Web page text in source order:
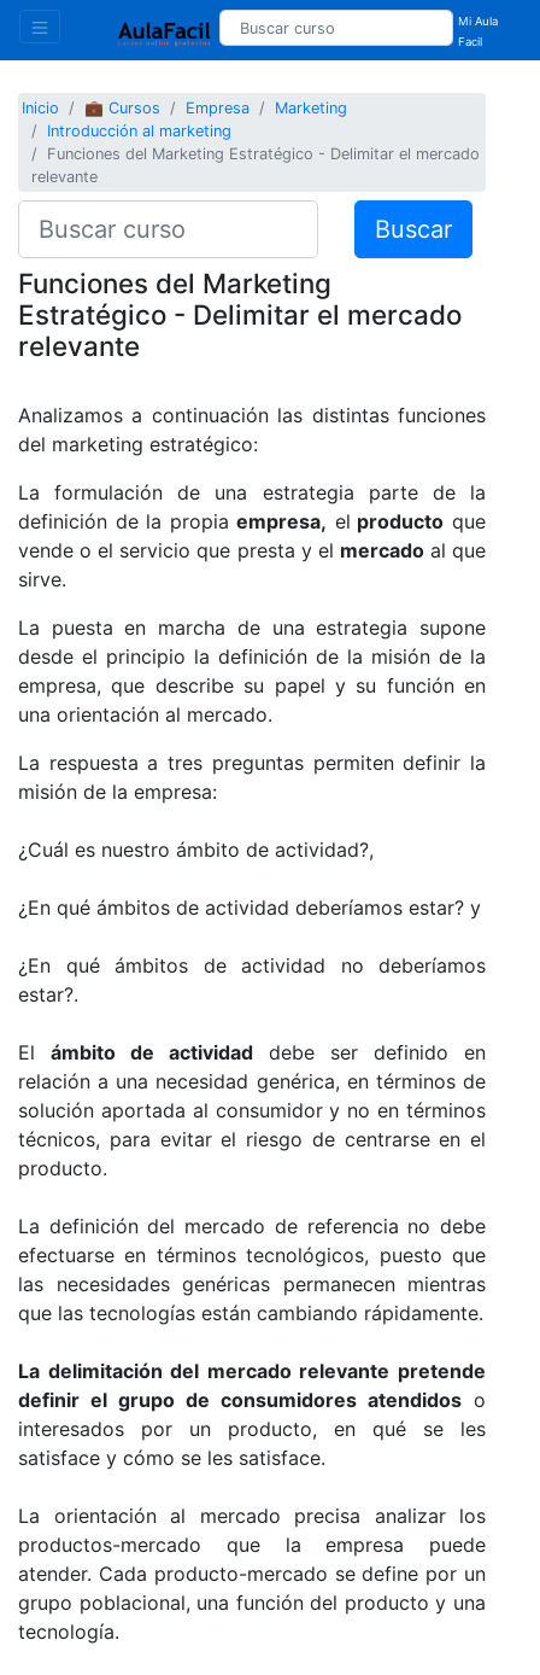
Mi Aula
Facil
Inicio 💼 Cursos Empresa
Marketing
Introducción al marketing
Funciones del Marketing Estratégico - Delimitar el mercado
relevante
Buscar
Funciones del Marketing
Estratégico - Delimitar el mercado
relevante
Analizamos a continuación las distintas funciones
del marketing estratégico:
La formulación de una estrategia parte de la
definición de la propiaempresa, el producto que
vende o el servicio que presta y el mercadoal que
sirve.
La puesta en marcha de una estrategia supone
desde el principio la definición de la misión de la
empresa, que describe su papel y su función en
una orientación al mercado.
La respuesta a tres preguntas permiten definir la
misión de la empresa:
¿Cuál es nuestro ámbito de actividad?,
¿En qué ámbitos de actividad deberíamos estar? y
¿En qué ámbitos de actividad no deberíamos
estar?.
El ámbito de actividad debe ser definido en
relación a una necesidad genérica, en términos de
solución aportada al consumidor y no en términos
técnicos, para evitar el riesgo de centrarse en el
producto.
La definición del mercado de referencia no debe
efectuarse en términos tecnológicos, puesto que
las necesidades genéricas permanecen mientras
que las tecnologías están cambiando rápidamente.
La delimitación del mercado relevante pretende
definir el grupo de consumidores atendidos o
interesados por un producto, en qué se les
satisface y cómo se les satisface.
La orientación al mercado precisa analizar los
productos-mercado que la empresa puede
atender. Cada producto-mercado se define por un
grupo poblacional, una función del producto y una
tecnología.